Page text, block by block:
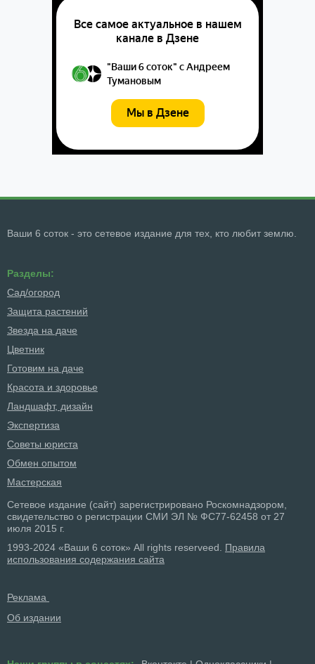
Ваши 6 соток - это сетевое издание для тех, кто любит землю.
Разделы:
Сад/огород
Защита растений
Звезда на даче
Цветник
Готовим на даче
Красота и здоровье
Ландшафт, дизайн
Экспертиза
Советы юриста
Обмен опытом
Мастерская
Сетевое издание (сайт) зарегистрировано Роскомнадзором,
свидетельство о регистрации СМИ ЭЛ № ФС77-62458 от 27
июля 2015 г.
1993-2024 «Ваши 6 соток» All rights reserveed. Правила
использования содержания сайта
Реклама
Об издании